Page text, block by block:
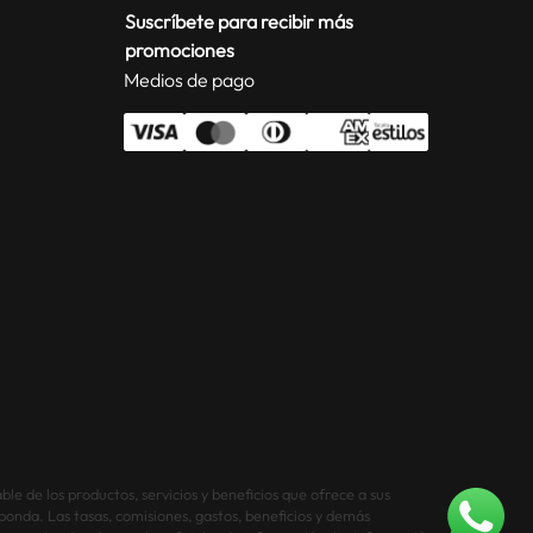
Suscríbete para recibir más
promociones
Medios de pago
de los productos, servicios y beneficios que ofrece a sus
Las tasas, comisiones, gastos, beneficios y demás